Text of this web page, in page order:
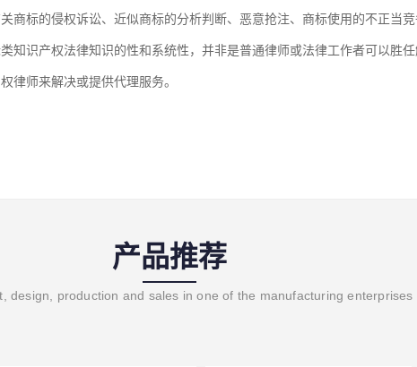
商标的侵权诉讼、近似商标的分析判断、恶意抢注、商标使用的不正当
知识产权法律知识的性和系统性，并非是普通律师或法律工作者可以胜
律师来解决或提供代理服务。
产品推荐
design, production and sales in one of the manufacturing enterprises